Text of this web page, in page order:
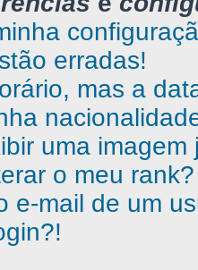
erradas!
mas a
uma
o meu rank?
e-mail de um